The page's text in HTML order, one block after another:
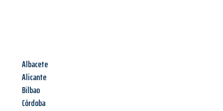
Albacete
Alicante
Bilbao
Córdoba